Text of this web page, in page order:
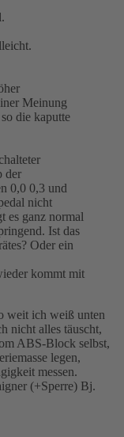
Meinung
die kaputte
der
0,0 0,3 und
nicht
es ganz normal
Ist das
Oder ein
kommt mit
weit ich weiß unten
nicht alles täuscht,
ABS-Block selbst,
legen,
messen.
(+Sperre) Bj.